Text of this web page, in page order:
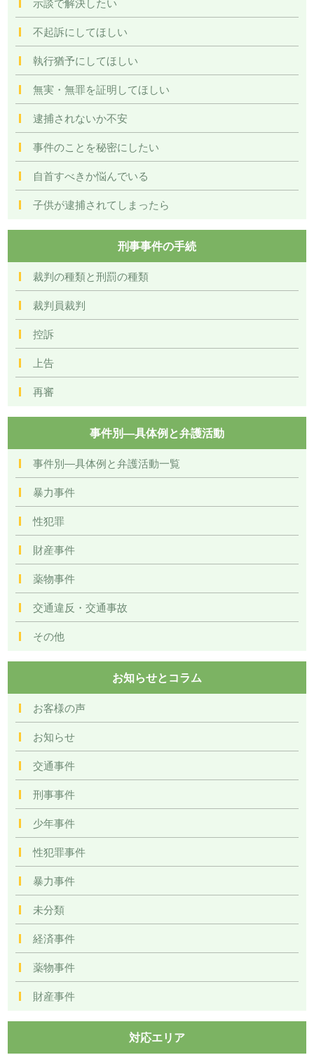
不起訴にしてほしい
執行猶予にしてほしい
無実・無罪を証明してほしい
逮捕されないか不安
事件のことを秘密にしたい
自首すべきか悩んでいる
子供が逮捕されてしまったら
刑事事件の手続
裁判の種類と刑罰の種類
裁判員裁判
控訴
上告
再審
事件別―具体例と弁護活動
事件別―具体例と弁護活動一覧
暴力事件
性犯罪
財産事件
薬物事件
交通違反・交通事故
その他
お知らせとコラム
お客様の声
お知らせ
交通事件
刑事事件
少年事件
性犯罪事件
暴力事件
未分類
経済事件
薬物事件
財産事件
対応エリア